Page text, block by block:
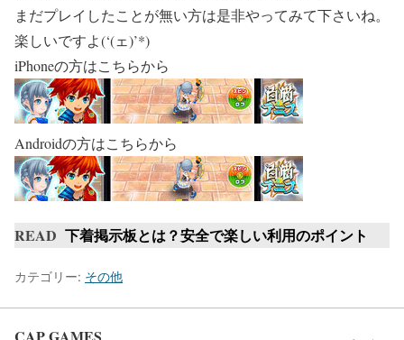
まだプレイしたことが無い方は是非やってみて下さいね。
楽しいですよ(‘(ェ)’*)
iPhoneの方はこちらから
Androidの方はこちらから
READ 下着掲示板とは？安全で楽しい利用のポイント
カテゴリー: その他